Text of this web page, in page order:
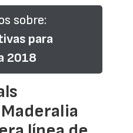
sobre:
para
2018